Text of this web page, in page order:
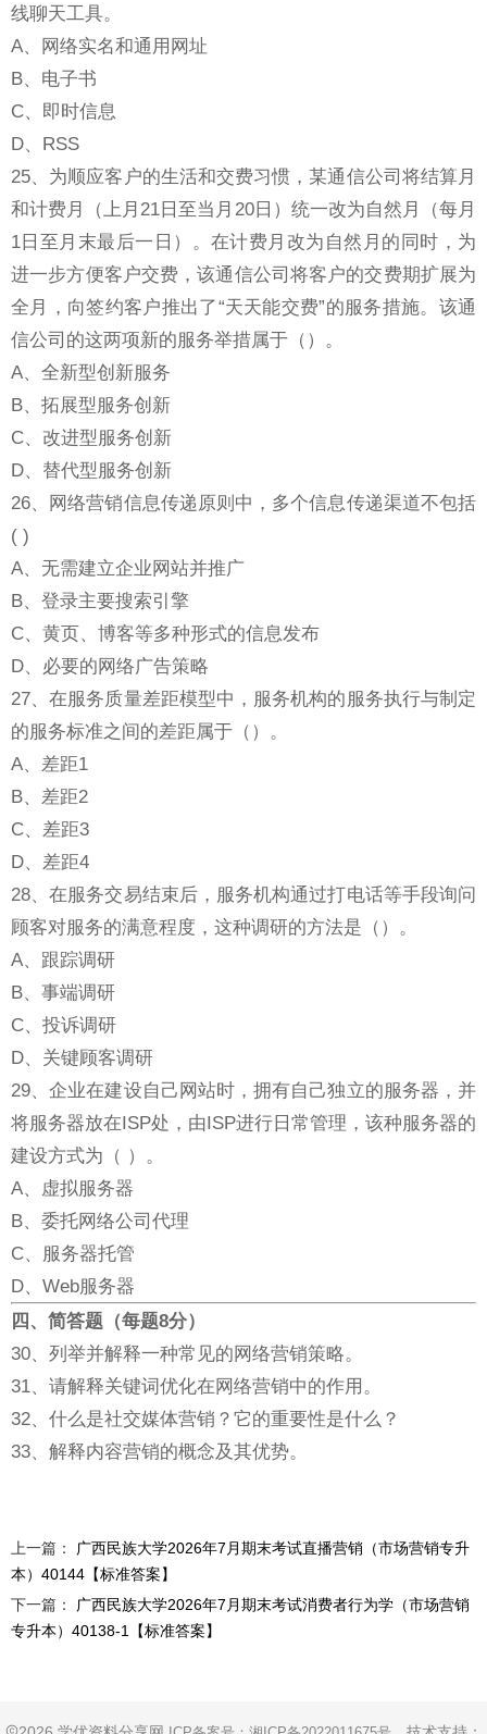
线聊天工具。
A、网络实名和通用网址
B、电子书
C、即时信息
D、RSS
25、为顺应客户的生活和交费习惯，某通信公司将结算月
和计费月（上月21日至当月20日）统一改为自然月（每月
1日至月末最后一日）。在计费月改为自然月的同时，为
进一步方便客户交费，该通信公司将客户的交费期扩展为
全月，向签约客户推出了“天天能交费”的服务措施。该通
信公司的这两项新的服务举措属于（）。
A、全新型创新服务
B、拓展型服务创新
C、改进型服务创新
D、替代型服务创新
26、网络营销信息传递原则中，多个信息传递渠道不包括
( )
A、无需建立企业网站并推广
B、登录主要搜索引擎
C、黄页、博客等多种形式的信息发布
D、必要的网络广告策略
27、在服务质量差距模型中，服务机构的服务执行与制定
的服务标准之间的差距属于（）。
A、差距1
B、差距2
C、差距3
D、差距4
28、在服务交易结束后，服务机构通过打电话等手段询问
顾客对服务的满意程度，这种调研的方法是（）。
A、跟踪调研
B、事端调研
C、投诉调研
D、关键顾客调研
29、企业在建设自己网站时，拥有自己独立的服务器，并
将服务器放在ISP处，由ISP进行日常管理，该种服务器的
建设方式为（ ）。
A、虚拟服务器
B、委托网络公司代理
C、服务器托管
D、Web服务器
四、简答题（每题8分）
30、列举并解释一种常见的网络营销策略。
31、请解释关键词优化在网络营销中的作用。
32、什么是社交媒体营销？它的重要性是什么？
33、解释内容营销的概念及其优势。
上一篇：
广西民族大学2026年7月期末考试直播营销（市场营销专升
本）40144【标准答案】
下一篇：
广西民族大学2026年7月期末考试消费者行为学（市场营销
专升本）40138-1【标准答案】